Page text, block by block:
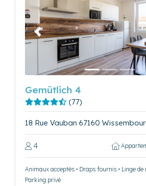
Précédent
Gemütlich 4
(77)
18 Rue Vauban 67160
4
Animaux acceptés • Draps fournis • Linge
Parking privé